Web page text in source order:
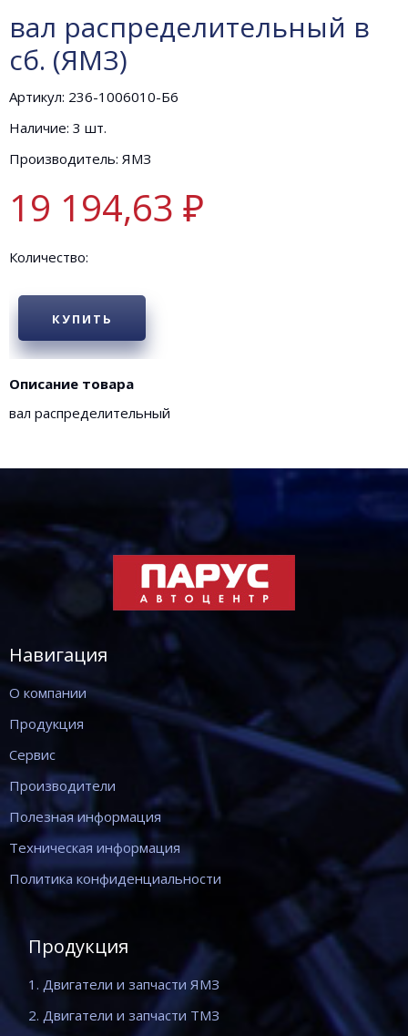
вал распределительный в
сб. (ЯМЗ)
Артикул: 236-1006010-Б6
Наличие: 3 шт.
Производитель: ЯМЗ
19 194,63 ₽
Количество:
КУПИТЬ
Описание товара
вал распределительный
Навигация
О компании
Продукция
Сервис
Производители
Полезная информация
Техническая информация
Политика конфиденциальности
Продукция
1. Двигатели и запчасти ЯМЗ
2. Двигатели и запчасти ТМЗ